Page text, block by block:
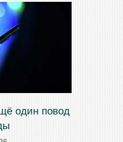
один повод